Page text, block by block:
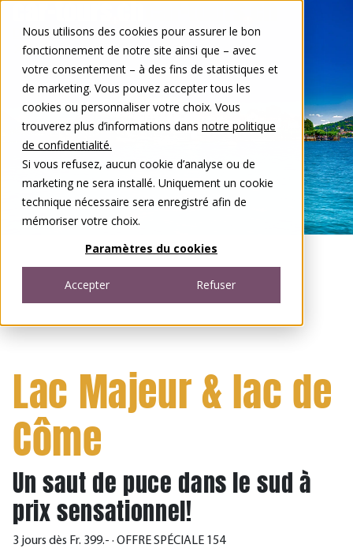
Nous utilisons des cookies pour assurer le bon
fonctionnement de notre site ainsi que – avec
votre consentement – à des fins de statistiques et
de marketing. Vous pouvez accepter tous les
cookies ou personnaliser votre choix. Vous
trouverez plus d’informations dans notre politique
de confidentialité.
Si vous refusez, aucun cookie d’analyse ou de
marketing ne sera installé. Uniquement un cookie
technique nécessaire sera enregistré afin de
mémoriser votre choix.
Paramètres du cookies
Accepter Refuser
DEFR
Open menu
Lac Majeur & lac de
Côme
Un saut de puce dans le sud à
prix sensationnel!
3 jours dès Fr. 399.- · OFFRE SPÉCIALE 154